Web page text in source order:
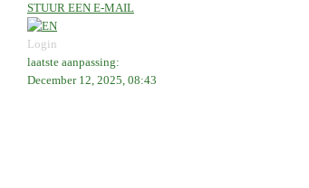
STUUR EEN E-MAIL
Login
laatste aanpassing:
December 12, 2025, 08:43